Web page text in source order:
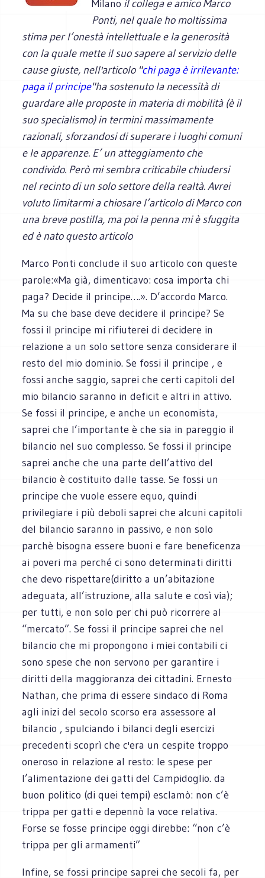
Milano il collega e amico Marco
Ponti, nel quale ho moltissima
stima per l’onestà intellettuale e la generosità
con la quale mette il suo sapere al servizio delle
cause giuste, nell'articolo "chi paga è irrilevante:
paga il principe"ha sostenuto la necessità di
guardare alle proposte in materia di mobilità (è il
suo specialismo) in termini massimamente
razionali, sforzandosi di superare i luoghi comuni
e le apparenze. E’ un atteggiamento che
condivido. Però mi sembra criticabile chiudersi
nel recinto di un solo settore della realtà. Avrei
voluto limitarmi a chiosare l’articolo di Marco con
una breve postilla, ma poi la penna mi è sfuggita
ed è nato questo articolo
Marco Ponti conclude il suo articolo con queste
parole:«Ma già, dimenticavo: cosa importa chi
paga? Decide il principe….». D’accordo Marco.
Ma su che base deve decidere il principe? Se
fossi il principe mi rifiuterei di decidere in
relazione a un solo settore senza considerare il
resto del mio dominio. Se fossi il principe , e
fossi anche saggio, saprei che certi capitoli del
mio bilancio saranno in deficit e altri in attivo.
Se fossi il principe, e anche un economista,
saprei che l’importante è che sia in pareggio il
bilancio nel suo complesso. Se fossi il principe
saprei anche che una parte dell’attivo del
bilancio è costituito dalle tasse. Se fossi un
principe che vuole essere equo, quindi
privilegiare i più deboli saprei che alcuni capitoli
del bilancio saranno in passivo, e non solo
parchè bisogna essere buoni e fare beneficenza
ai poveri ma perché ci sono determinati diritti
che devo rispettare(diritto a un’abitazione
adeguata, all’istruzione, alla salute e così via);
per tutti, e non solo per chi può ricorrere al
“mercato”. Se fossi il principe saprei che nel
bilancio che mi propongono i miei contabili ci
sono spese che non servono per garantire i
diritti della maggioranza dei cittadini. Ernesto
Nathan, che prima di essere sindaco di Roma
agli inizi del secolo scorso era assessore al
bilancio , spulciando i bilanci degli esercizi
precedenti scoprì che c'era un cespite troppo
oneroso in relazione al resto: le spese per
l’alimentazione dei gatti del Campidoglio. da
buon politico (di quei tempi) esclamò: non c’è
trippa per gatti e depennò la voce relativa.
Forse se fosse principe oggi direbbe: “non c’è
trippa per gli armamenti”
Infine, se fossi principe saprei che secoli fa, per